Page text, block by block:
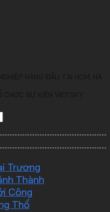
Trương
Thành
Công
Thổ